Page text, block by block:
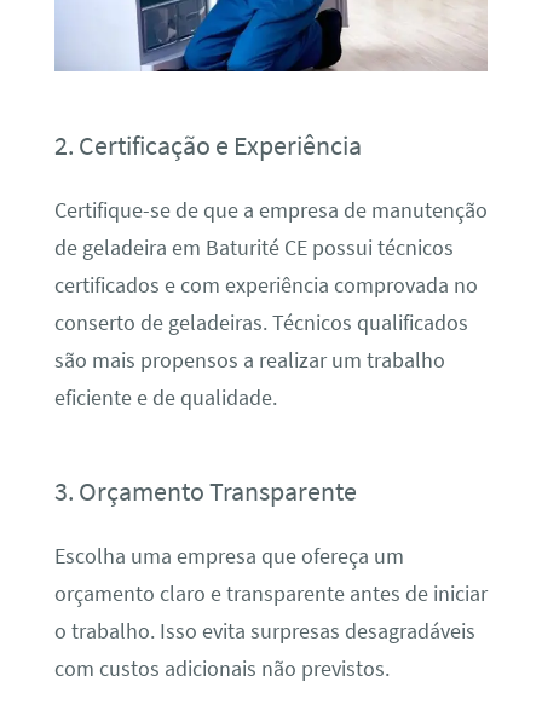
2. Certificação e Experiência
Certifique-se de que a empresa de manutenção
de geladeira em Baturité CE possui técnicos
certificados e com experiência comprovada no
conserto de geladeiras. Técnicos qualificados
são mais propensos a realizar um trabalho
eficiente e de qualidade.
3. Orçamento Transparente
Escolha uma empresa que ofereça um
orçamento claro e transparente antes de iniciar
o trabalho. Isso evita surpresas desagradáveis
com custos adicionais não previstos.